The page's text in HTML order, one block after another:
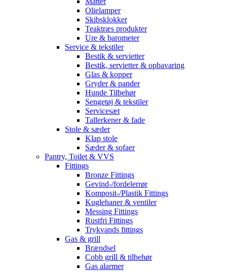
Olielamper
Skibsklokker
Teaktræs produkter
Ure & barometer
Service & tekstiler
Bestik & servietter
Bestik, servietter & opbavaring
Glas & kopper
Gryder & pander
Hunde Tilbehør
Sengetøj & tekstiler
Servicesæt
Tallerkener & fade
Stole & sæder
Klap stole
Sæder & sofaer
Pantry, Toilet & VVS
Fittings
Bronze Fittings
Gevind-/fordelerrør
Komposit-/Plastik Fittings
Kuglehaner & ventiler
Messing Fittings
Rustfri Fittings
Trykvands fittings
Gas & grill
Brændsel
Cobb grill & tilbehør
Gas alarmer